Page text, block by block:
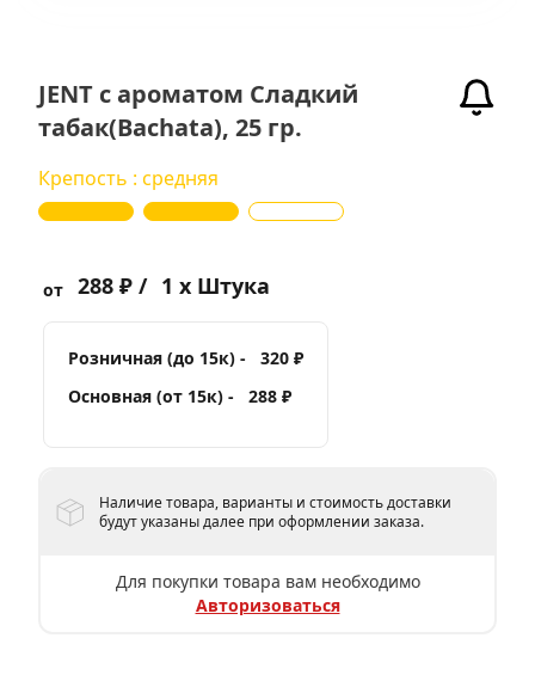
JENT с ароматом Сладкий
табак(Bachata), 25 гр.
Крепость : средняя
от 288 ₽ / 1 x Штука
Розничная (до 15к) -
320 ₽
Основная (от 15к) -
288 ₽
Наличие товара, варианты и стоимость доставки
будут указаны далее при оформлении заказа.
Для покупки товара вам необходимо
Авторизоваться